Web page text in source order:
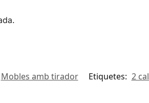
Mobles amb tirador Etiquetes: 2